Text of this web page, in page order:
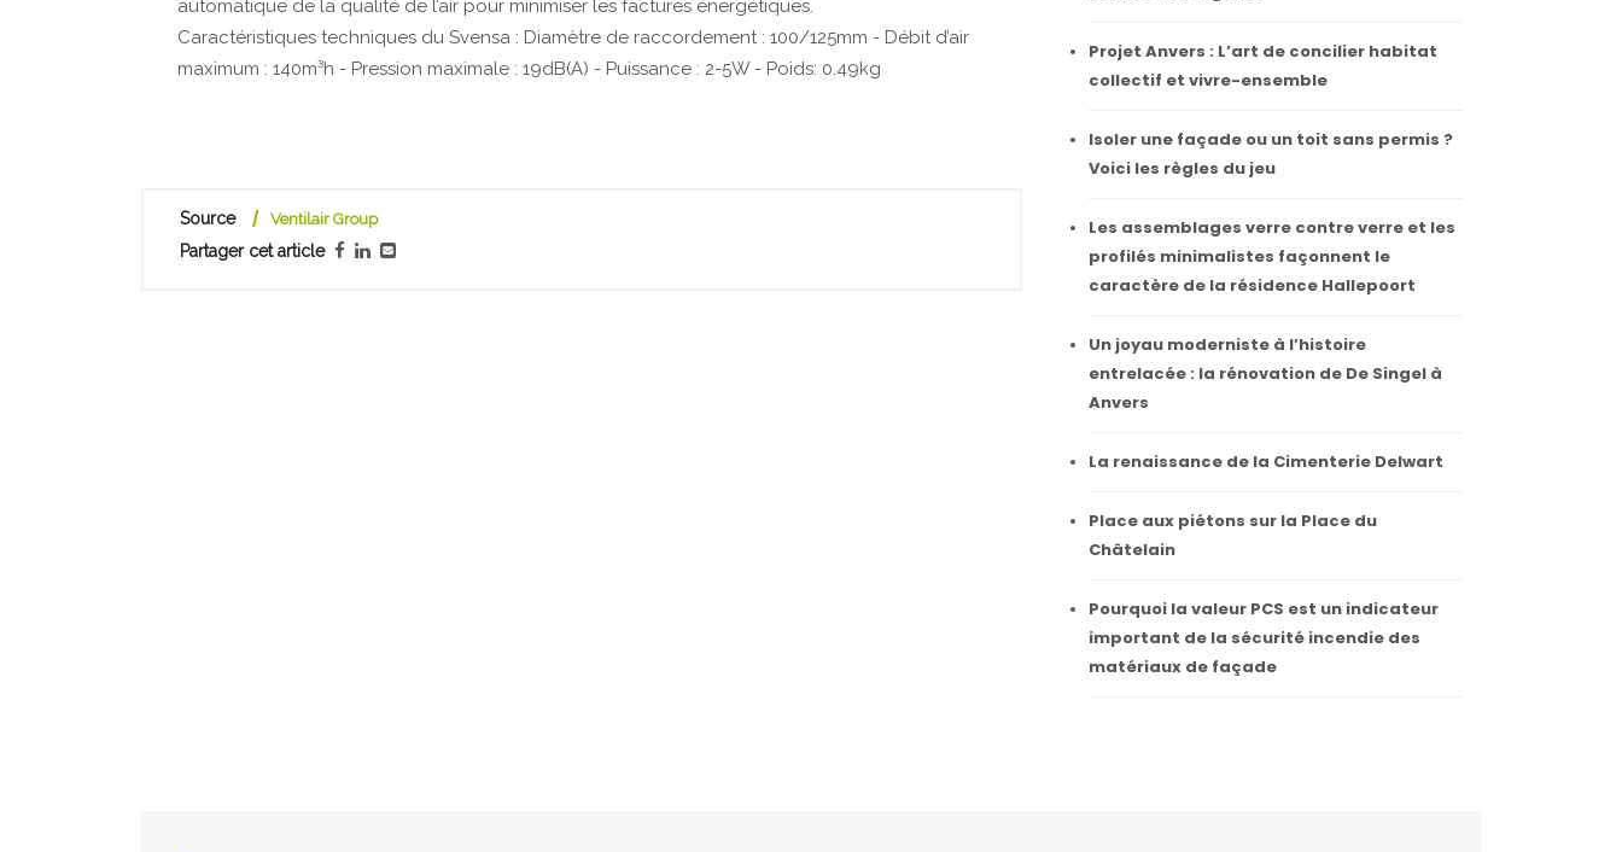
automatique de la qualité de l’air pour minimiser les factures énergétiques.
Caractéristiques techniques du Svensa : Diamètre de raccordement : 100/125mm - Débit d’air
maximum : 140m³h - Pression maximale : 19dB(A) - Puissance : 2-5W - Poids: 0.49kg
Source Ventilair Group
Partager cet article
Projet Anvers : L’art de concilier habitat
collectif et vivre-ensemble
Isoler une façade ou un toit sans permis ?
Voici les règles du jeu
Les assemblages verre contre verre et les
profilés minimalistes façonnent le
caractère de la résidence Hallepoort
Un joyau moderniste à l’histoire
entrelacée : la rénovation de De Singel à
Anvers
La renaissance de la Cimenterie Delwart
Place aux piétons sur la Place du
Châtelain
Pourquoi la valeur PCS est un indicateur
important de la sécurité incendie des
matériaux de façade